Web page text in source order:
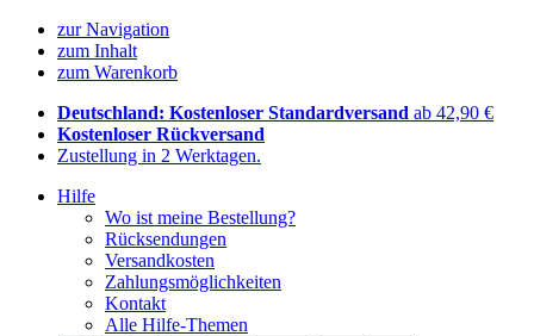
zur Navigation
zum Inhalt
zum Warenkorb
Deutschland: Kostenloser Standardversand ab 42,90 €
Kostenloser Rückversand
Zustellung in 2 Werktagen.
Hilfe
Wo ist meine Bestellung?
Rücksendungen
Versandkosten
Zahlungsmöglichkeiten
Kontakt
Alle Hilfe-Themen